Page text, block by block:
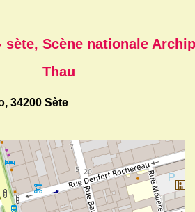
sète, Scène nationale
Thau
34200 Sète